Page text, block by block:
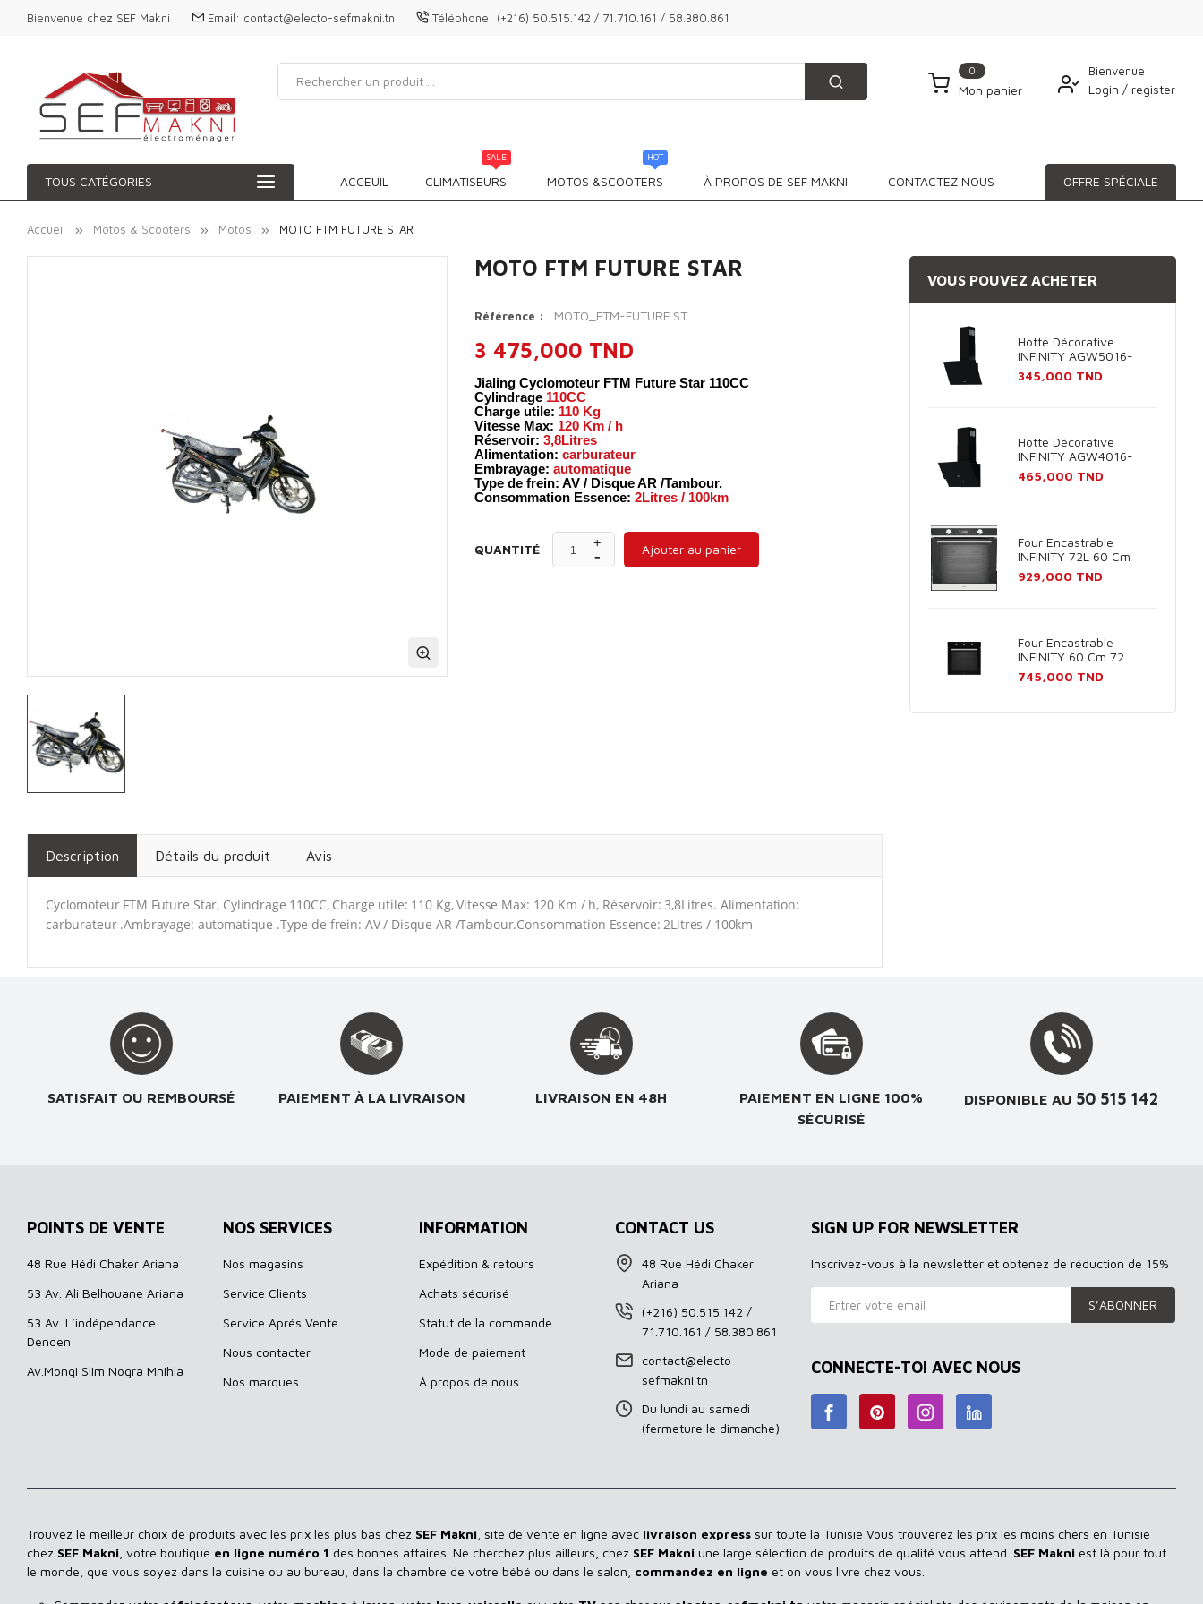
Bienvenue chez SEF Makni Email: contact@electo-sefmakni.tn Téléphone: (+216) 50.515.142 / 71.710.161 / 58.380.861
0
Mon panier
Bienvenue
Login/ register
TOUS CATÉGORIES ACCEUIL
SALE
CLIMATISEURS
HOT
MOTOS &SCOOTERS À PROPOS DE SEF MAKNI CONTACTEZ NOUS OFFRE SPÉCIALE
Accueil Motos & Scooters Motos MOTO FTM FUTURE STAR
MOTO FTM FUTURE STAR
Référence : MOTO_FTM-FUTURE.ST
3 475,000 TND
Jialing Cyclomoteur FTM Future Star 110CC
Cylindrage 110CC
Charge utile: 110 Kg
Vitesse Max: 120 Km / h
Réservoir: 3,8Litres
Alimentation: carburateur
Embrayage: automatique
Type de frein: AV / Disque AR /Tambour.
Consommation Essence: 2Litres / 100km
QUANTITÉ Ajouter au panier
Description Détails du produit Avis
Cyclomoteur FTM Future Star, Cylindrage 110CC, Charge utile: 110 Kg, Vitesse Max: 120 Km / h, Réservoir: 3,8Litres. Alimentation:
carburateur .Ambrayage: automatique .Type de frein: AV / Disque AR /Tambour.Consommation Essence: 2Litres / 100km
VOUS POUVEZ ACHETER
Hotte Décorative
INFINITY AGW5016-
60B 60cm - Noir
Prix
345,000 TND
Hotte Décorative
INFINITY AGW4016-
60B 60cm - Noir
Prix
465,000 TND
Four Encastrable
INFINITY 72L 60 Cm
Inox
Prix
929,000 TND
Four Encastrable
INFINITY 60 Cm 72
Litres Noir
Prix
745,000 TND
SATISFAIT OU REMBOURSÉ PAIEMENT À LA LIVRAISON LIVRAISON EN 48H
PAIEMENT EN LIGNE 100%
SÉCURISÉ
DISPONIBLE AU 50 515 142
POINTS DE VENTE
48 Rue Hédi Chaker Ariana
53 Av. Ali Belhouane Ariana
53 Av. L’indépendance
Denden
Av.Mongi Slim Nogra Mnihla
NOS SERVICES
Nos magasins
Service Clients
Service Aprés Vente
Nous contacter
Nos marques
INFORMATION
Expédition & retours
Achats sécurisé
Statut de la commande
Mode de paiement
À propos de nous
CONTACT US
48 Rue Hédi Chaker
Ariana
(+216) 50.515.142 /
71.710.161 / 58.380.861
contact@electo-
sefmakni.tn
Du lundi au samedi
(fermeture le dimanche)
SIGN UP FOR NEWSLETTER
Inscrivez-vous à la newsletter et obtenez de réduction de 15%
S’ABONNER
CONNECTE-TOI AVEC NOUS
Trouvez le meilleur choix de produits avec les prix les plus bas chez SEF Makni , site de vente en ligne avec livraison express sur toute la Tunisie Vous trouverez les prix les moins chers en Tunisie
chez SEF Makni , votre boutique en ligne numéro 1 des bonnes affaires. Ne cherchez plus ailleurs, chez SEF Makni une large sélection de produits de qualité vous attend. SEF Makni est là pour tout
le monde, que vous soyez dans la cuisine ou au bureau, dans la chambre de votre bébé ou dans le salon, commandez en ligne et on vous livre chez vous.